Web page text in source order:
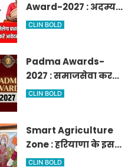
Award-2027 : अदम्य
साहस दिखाने वाले बच्चों
पुरस्कार-2027, ऐसे करें
आवेदन
CLIN BOLD
Padma Awards-
2027 : समाजसेवा करने
वालों के लिए सुनेहरा
पुरस्कार-2027 के लिए
आवेदन
CLIN BOLD
Smart Agriculture
Zone : हरियाणा के इस
जिले में दो हजार एकड़ में
CLIN BOLD